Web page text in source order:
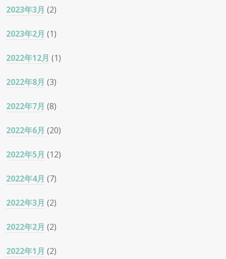
2023年3月 (2)
2023年2月 (1)
2022年12月 (1)
2022年8月 (3)
2022年7月 (8)
2022年6月 (20)
2022年5月 (12)
2022年4月 (7)
2022年3月 (2)
2022年2月 (2)
2022年1月 (2)